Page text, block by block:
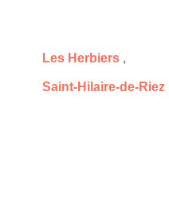
Les Herbiers ,
Saint-Hilaire-de-Riez